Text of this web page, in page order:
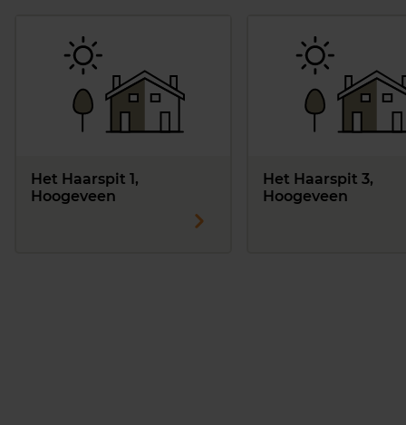
Het Haarspit 1,
Hoogeveen
Het Haarspit 3,
Hoogeveen